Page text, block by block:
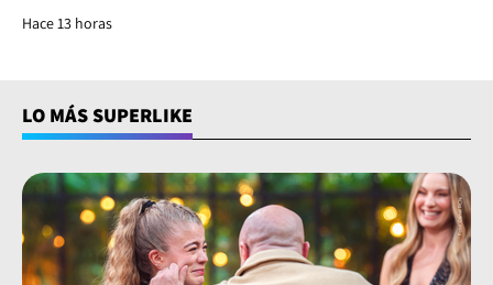
Hace 13 horas
LO MÁS SUPERLIKE